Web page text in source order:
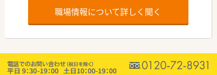
職場情報について詳しく聞く